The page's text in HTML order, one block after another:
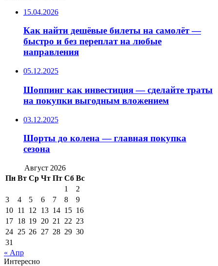
15.04.2026
Как найти дешёвые билеты на самолёт —
быстро и без переплат на любые
направления
05.12.2025
Шоппинг как инвестиция — сделайте траты
на покупки выгодным вложением
03.12.2025
Шорты до колена — главная покупка
сезона
Август 2026
Пн Вт Ср Чт Пт Сб Вс
1
2
3
4 5 6 7 8
9
10 11 12 13 14 15 16
17 18 19 20 21 22 23
24 25 26 27 28 29 30
31
« Апр
Интересно